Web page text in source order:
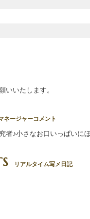
いいたします。
ネージャーコメント
者♪小さなお口いっぱい
リアルタイム写メ日記